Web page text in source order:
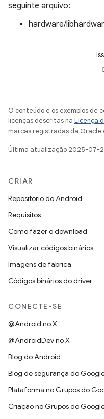
seguinte arquivo:
hardware/
O conteúdo e os exemplos de
licenças descritas na Licença
marcas registradas da Oracle
Última atualização 2025-07-
CRIAR
Repositório do Android
Requisitos
Como fazer o download
Visualizar códigos binários
Imagens de fábrica
Códigos binários do driver
CONECTE-SE
@Android no X
@AndroidDev no X
Blog do Android
Blog de segurança do
Plataforma no Grupos do
Criação no Grupos do